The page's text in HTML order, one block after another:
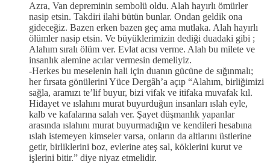
Azra, Van depreminin sembolü oldu. Alah hayırlı ömürler
nasip etsin. Takdiri ilahi bütün bunlar. Ondan geldik ona
gideceğiz. Bazen erken bazen geç ama mutlaka. Alah hayırlı
ölümler nasip etsin. Ve büyüklerimizin dediği duadaki gibi ;
Alahım sıralı ölüm ver. Evlat acısı verme. Alah bu milete ve
insanlık alemine acılar vermesin demeliyiz.
-Herkes bu meselenin hali için duanın gücüne de sığınmalı;
her fırsata gönülerini Yüce Dergâh’a açıp “Alahım, birliğimizi
sağla, aramızı te’lif buyur, bizi vifak ve itifaka muvafak kıl.
Hidayet ve ıslahını murat buyurduğun insanları ıslah eyle,
kalb ve kafalarına salah ver. Şayet düşmanlık yapanlar
arasında ıslahını murat buyurmadığın ve kendileri hesabına
ıslah istemeyen kimseler varsa, onların da altlarını üstlerine
getir, birliklerini boz, evlerine ateş sal, köklerini kurut ve
işlerini bitir.” diye niyaz etmelidir.